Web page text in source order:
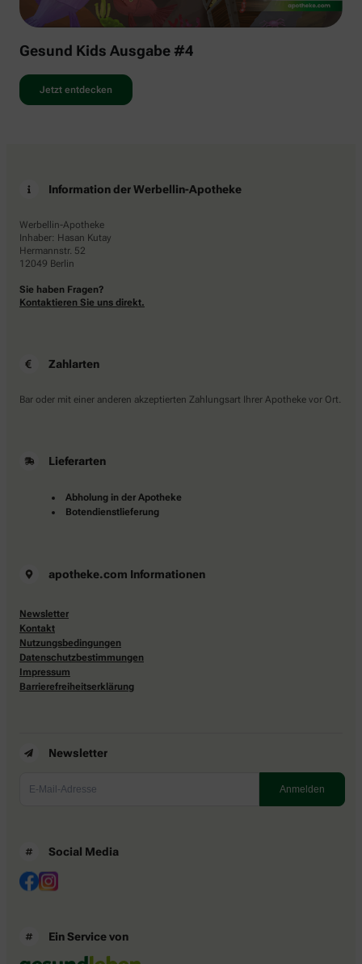
Gesund Kids Ausgabe #4
Jetzt entdecken
Information der Werbellin-Apotheke
Werbellin-Apotheke
Inhaber: Hasan Kutay
Hermannstr. 52
12049 Berlin
Sie haben Fragen?
Kontaktieren Sie uns direkt.
Zahlarten
Bar oder mit einer anderen akzeptierten Zahlungsart Ihrer Apotheke vor Ort.
Lieferarten
Abholung in der Apotheke
Botendienstlieferung
apotheke.com Informationen
Newsletter
Kontakt
Nutzungsbedingungen
Datenschutzbestimmungen
Impressum
Barrierefreiheitserklärung
Newsletter
Social Media
Ein Service von